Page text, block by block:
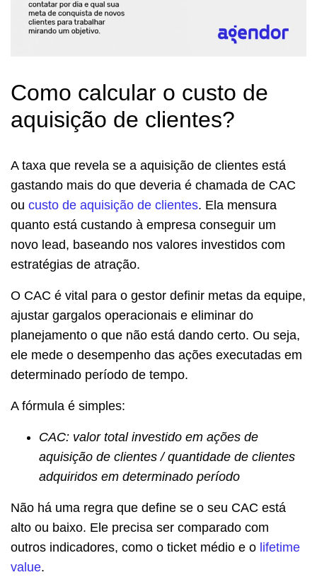
Como calcular o custo de
aquisição de clientes?
A taxa que revela se a aquisição de clientes está
gastando mais do que deveria é chamada de CAC
ou custo de aquisição de clientes. Ela mensura
quanto está custando à empresa conseguir um
novo lead, baseando nos valores investidos com
estratégias de atração.
O CAC é vital para o gestor definir metas da equipe,
ajustar gargalos operacionais e eliminar do
planejamento o que não está dando certo. Ou seja,
ele mede o desempenho das ações executadas em
determinado período de tempo.
A fórmula é simples:
CAC: valor total investido em ações de
aquisição de clientes / quantidade de clientes
adquiridos em determinado período
Não há uma regra que define se o seu CAC está
alto ou baixo. Ele precisa ser comparado com
outros indicadores, como o ticket médio e o lifetime
value.